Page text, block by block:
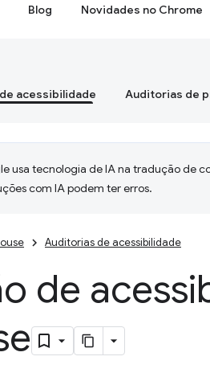
Blog Novidades no Chrome
acessibilidade Auditorias de
usa tecnologia de IA na tradução de
com IA podem ter erros.
Auditorias de acessibilidade
de